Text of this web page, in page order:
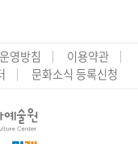
영방침
이용약관
문화소식 등록신청